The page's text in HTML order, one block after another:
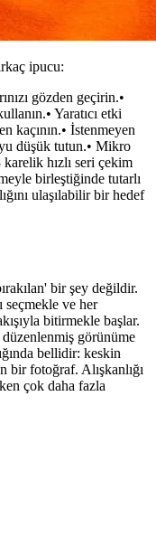
ipucu:
gözden geçirin.•
Yaratıcı etki
kaçının.• İstenmeyen
düşük tutun.• Mikro
hızlı seri çekim
birleştiğinde tutarlı
ulaşılabilir bir hedef
bir şey değildir.
seçmekle ve her
bitirmekle başlar.
düzenlenmiş görünüme
bellidir: keskin
bir fotoğraf. Alışkanlığı
çok daha fazla